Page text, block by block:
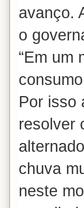
avanço.
o
“Em um
Por isso
resolver
chuva
neste